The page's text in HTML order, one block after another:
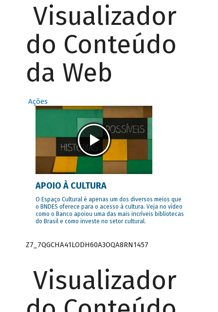
Visualizador
do Conteúdo
da Web
Ações
APOIO À CULTURA
O Espaço Cultural é apenas um dos diversos meios que
o BNDES oferece para o acesso à cultura. Veja no vídeo
como o Banco apoiou uma das mais incríveis bibliotecas
do Brasil e como investe no setor cultural.
Z7_7QGCHA41LODH60A3OQA8RN1457
Visualizador